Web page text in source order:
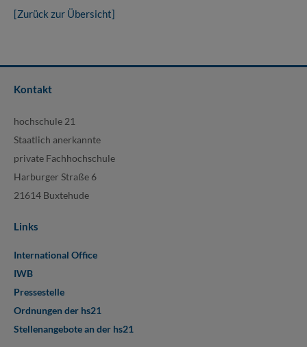
[Zurück zur Übersicht]
Kontakt
hochschule 21
Staatlich anerkannte
private Fachhochschule
Harburger Straße 6
21614 Buxtehude
Links
International Office
IWB
Pressestelle
Ordnungen der hs21
Stellenangebote an der hs21